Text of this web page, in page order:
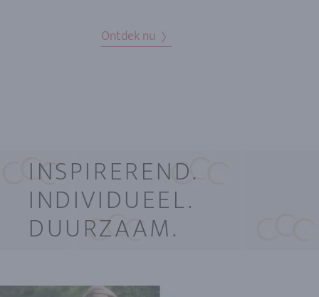
Ontdek nu
INSPIREREND.
INDIVIDUEEL.
DUURZAAM.